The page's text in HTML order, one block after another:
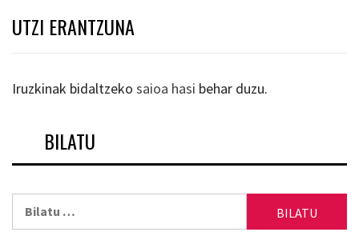
UTZI ERANTZUNA
Iruzkinak bidaltzeko saioa hasi behar duzu.
BILATU